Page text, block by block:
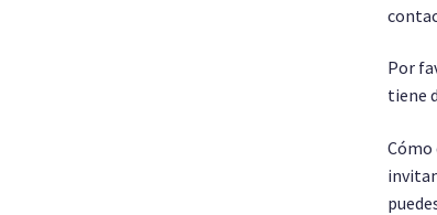
Por
tiene
Cómo